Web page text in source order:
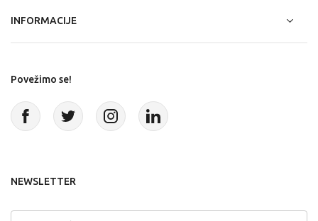
INFORMACIJE
Povežimo se!
NEWSLETTER